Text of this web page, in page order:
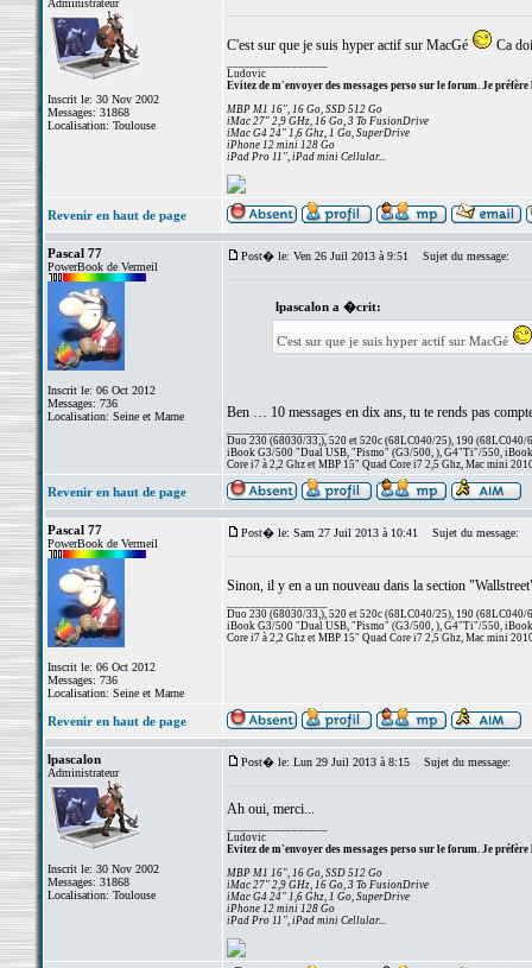
Administrateur
Inscrit le: 30 Nov 2002
Messages: 31868
Localisation: Toulouse
C'est sur que je suis hyper actif sur MacGé Ca
Ludovic
Evitez de m'envoyer des messages perso sur le forum. Je préfère
MBP M1 16", 16 Go, SSD 512 Go
iMac 27" 2,9 GHz, 16 Go, 3 To FusionDrive
iMac G4 24" 1,6 Ghz, 1 Go, SuperDrive
iPhone 12 mini 128 Go
iPad Pro 11", iPad mini Cellular...
Revenir en haut de page
Pascal 77
PowerBook de Vermeil
Inscrit le: 06 Oct 2012
Messages: 736
Localisation: Seine et Marne
Post� le: Ven 26 Juil 2013 à 9:51 Sujet du message:
lpascalon a �crit:
C'est sur que je suis hyper actif sur MacGé
Ben … 10 messages en dix ans, tu te rends pas
Duo 230 (68030/33,), 520 et 520c (68LC040/25), 190 (68LC040/
iBook G3/500 "Dual USB, "Pismo" (G3/500, ), G4"Ti"/550,
Core i7 à 2,2 Ghz et MBP 15" Quad Core i7 2,5 Ghz, Mac mini
Revenir en haut de page
Pascal 77
PowerBook de Vermeil
Inscrit le: 06 Oct 2012
Messages: 736
Localisation: Seine et Marne
Post� le: Sam 27 Juil 2013 à 10:41 Sujet du message:
Sinon, il y en a un nouveau dans la section
Duo 230 (68030/33,), 520 et 520c (68LC040/25), 190 (68LC040/
iBook G3/500 "Dual USB, "Pismo" (G3/500, ), G4"Ti"/550,
Core i7 à 2,2 Ghz et MBP 15" Quad Core i7 2,5 Ghz, Mac mini
Revenir en haut de page
lpascalon
Administrateur
Inscrit le: 30 Nov 2002
Messages: 31868
Localisation: Toulouse
Post� le: Lun 29 Juil 2013 à 8:15 Sujet du message:
Ah oui, merci...
Ludovic
Evitez de m'envoyer des messages perso sur le forum. Je préfère
MBP M1 16", 16 Go, SSD 512 Go
iMac 27" 2,9 GHz, 16 Go, 3 To FusionDrive
iMac G4 24" 1,6 Ghz, 1 Go, SuperDrive
iPhone 12 mini 128 Go
iPad Pro 11", iPad mini Cellular...